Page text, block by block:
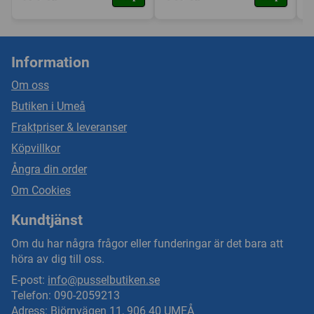
Information
Om oss
Butiken i Umeå
Fraktpriser & leveranser
Köpvillkor
Ångra din order
Om Cookies
Kundtjänst
Om du har några frågor eller funderingar är det bara att
höra av dig till oss.
E-post: info@pusselbutiken.se
Telefon: 090-2059213
Adress: Björnvägen 11, 906 40 UMEÅ